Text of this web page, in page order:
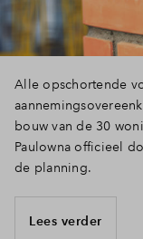
Alle opschortende
bouw van de 30
Paulowna officieel
de planning.
Lees verder